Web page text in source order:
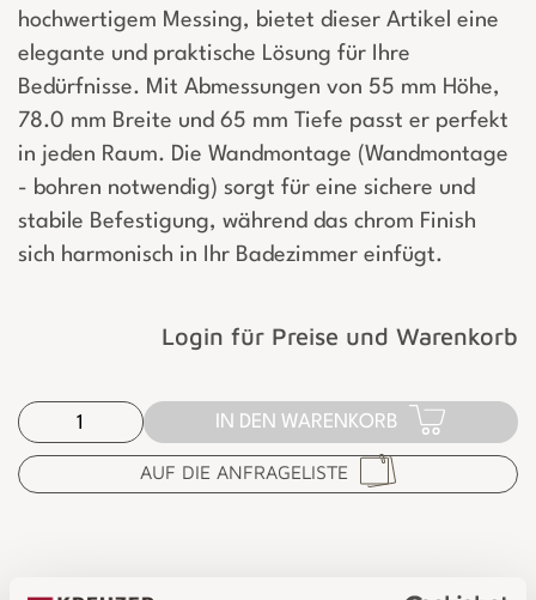
hochwertigem Messing, bietet dieser Artikel eine
elegante und praktische Lösung für Ihre
Bedürfnisse. Mit Abmessungen von 55 mm Höhe,
78.0 mm Breite und 65 mm Tiefe passt er perfekt
in jeden Raum. Die Wandmontage (Wandmontage
- bohren notwendig) sorgt für eine sichere und
stabile Befestigung, während das chrom Finish
sich harmonisch in Ihr Badezimmer einfügt.
Login für Preise und Warenkorb
IN DEN WARENKORB
AUF DIE ANFRAGELISTE